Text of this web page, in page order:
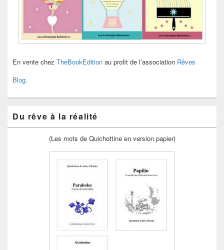
En vente chez TheBookEdition au profit de l’association Rêves
Blog.
Du rêve à la réalité
(Les mots de Quichottine en version papier)